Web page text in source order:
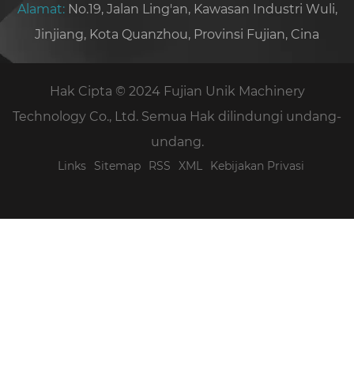
Alamat: No.19, Jalan Ling'an, Kawasan Industri Wuli,
Jinjiang, Kota Quanzhou, Provinsi Fujian, Cina
Hak Cipta © 2024 Fujian Unik Machinery
Technology Co., Ltd. Semua Hak dilindungi undang-
undang.
Links Sitemap RSS XML Kebijakan Privasi